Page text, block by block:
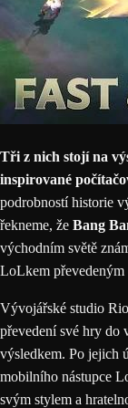
Tři z nich stojí na
inspirované
podrobností historie
řekneme, že Bang
východním světě
LoLkem
Vývojářské studio
převedení své hry do
výsledkem. Po jejich
mobilního nástupce
svým stylem a